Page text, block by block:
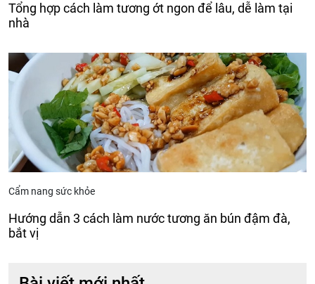
Tổng hợp cách làm tương ớt ngon để lâu, dễ làm tại
nhà
Cẩm nang sức khỏe
Hướng dẫn 3 cách làm nước tương ăn bún đậm đà,
bắt vị